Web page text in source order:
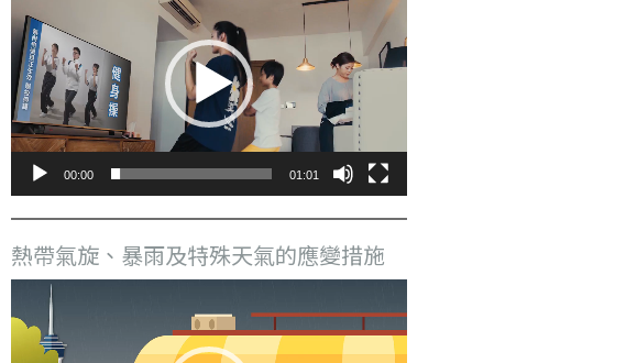
訊
播
放
器
00:00 01:01
熱帶氣旋、暴雨及特殊天氣的應變措施
訊